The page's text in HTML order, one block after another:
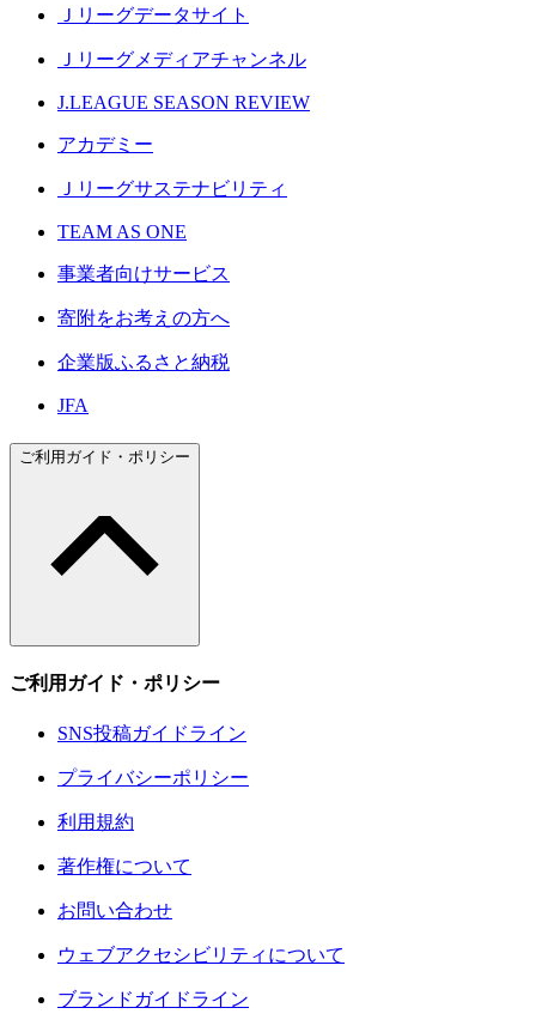
Ｊリーグデータサイト
Ｊリーグメディアチャンネル
J.LEAGUE SEASON REVIEW
アカデミー
Ｊリーグサステナビリティ
TEAM AS ONE
事業者向けサービス
寄附をお考えの方へ
企業版ふるさと納税
JFA
ご利用ガイド・ポリシー
ご利用ガイド・ポリシー
SNS投稿ガイドライン
プライバシーポリシー
利用規約
著作権について
お問い合わせ
ウェブアクセシビリティについて
ブランドガイドライン